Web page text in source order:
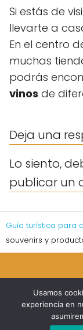
Si estás de
llevarte a
En el centro
muchas
podrás
vinos de
Deja una
Lo siento,
publicar un
Guía turística para
souvenirs y
Usamos
experiencia en